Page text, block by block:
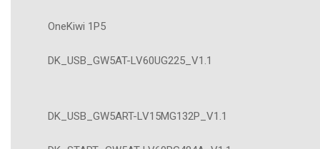
OneKiwi 1P5
DK_USB_GW5AT-LV60UG225_V1.1
DK_USB_GW5ART-LV15MG132P_V1.1